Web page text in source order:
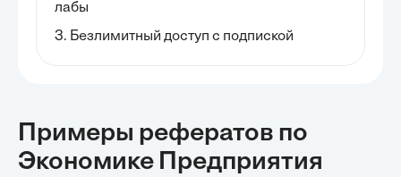
лабы
3. Безлимитный доступ с подпиской
Примеры рефератов по
Экономике Предприятия